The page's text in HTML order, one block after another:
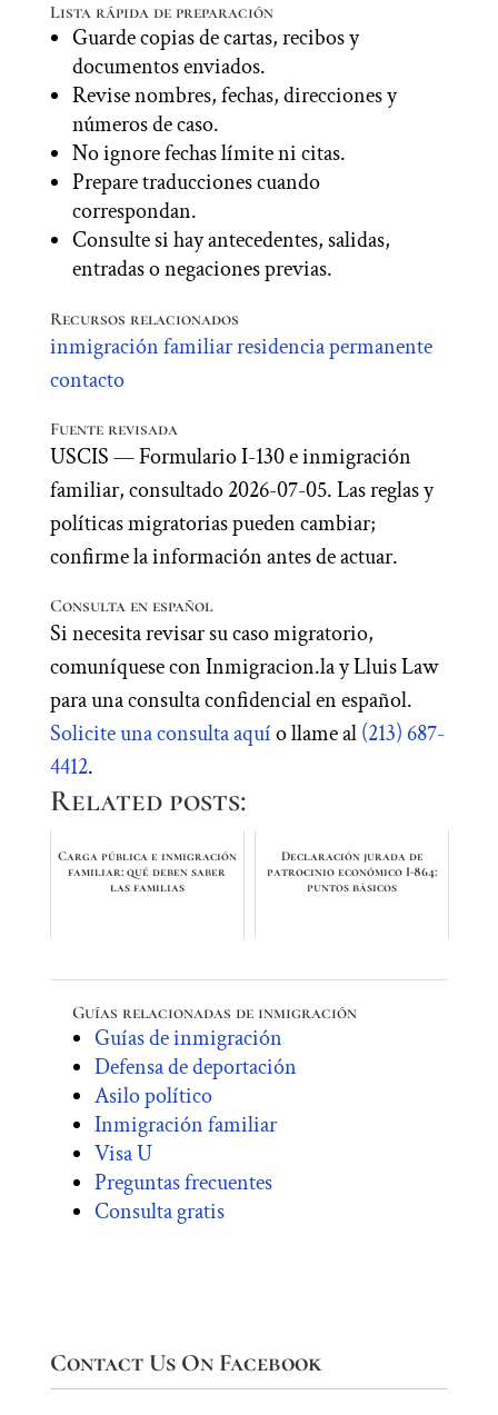
Lista rápida de preparación
Guarde copias de cartas, recibos y
documentos enviados.
Revise nombres, fechas, direcciones y
números de caso.
No ignore fechas límite ni citas.
Prepare traducciones cuando
correspondan.
Consulte si hay antecedentes, salidas,
entradas o negaciones previas.
Recursos relacionados
inmigración familiarresidencia permanente
contacto
Fuente revisada
USCIS — Formulario I-130 e inmigración
familiar, consultado 2026-07-05. Las reglas y
políticas migratorias pueden cambiar;
confirme la información antes de actuar.
Consulta en español
Si necesita revisar su caso migratorio,
comuníquese con Inmigracion.la y Lluis Law
para una consulta confidencial en español.
Solicite una consulta aquío llame al(213) 687-
4412.
Related posts:
Carga pública e inmigración
familiar: qué deben saber
las familias
Declaración jurada de
patrocinio económico I-864:
puntos básicos
Guías relacionadas de inmigración
Guías de inmigración
Defensa de deportación
Asilo político
Inmigración familiar
Visa U
Preguntas frecuentes
Consulta gratis
Contact Us On Facebook